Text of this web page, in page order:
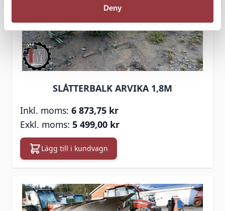
Deny
SLÅTTERBALK ARVIKA 1,8M
6 873,75 kr
5 499,00 kr
Lägg till i kundvagn